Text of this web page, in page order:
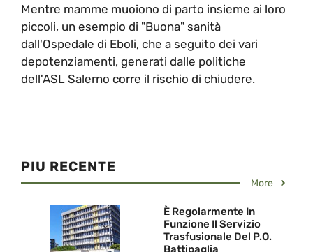
Mentre mamme muoiono di parto insieme ai loro
piccoli, un esempio di "Buona" sanità
dall'Ospedale di Eboli, che a seguito dei vari
depotenziamenti, generati dalle politiche
dell'ASL Salerno corre il rischio di chiudere.
PIU RECENTE
More
È Regolarmente In
Funzione Il Servizio
Trasfusionale Del P.O.
Battipaglia